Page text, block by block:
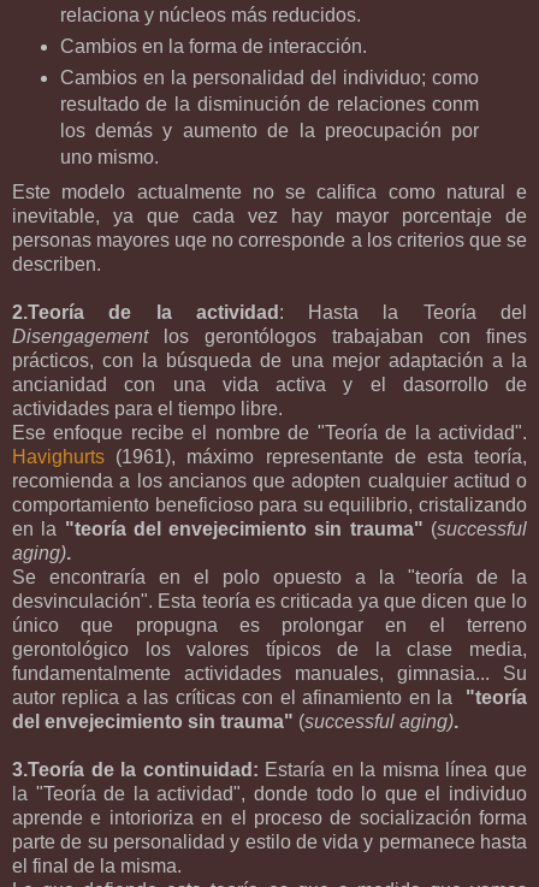
relaciona y núcleos más reducidos.
Cambios en la forma de interacción.
Cambios en la personalidad del individuo; como
resultado de la disminución de relaciones conm
los demás y aumento de la preocupación por
uno mismo.
Este modelo actualmente no se califica como natural e
inevitable, ya que cada vez hay mayor porcentaje de
personas mayores uqe no corresponde a los criterios que se
describen.
2.Teoría de la actividad : Hasta la Teoría del
Disengagement
los gerontólogos trabajaban con fines
prácticos, con la búsqueda de una mejor adaptación a la
ancianidad con una vida activa y el dasorrollo de
actividades para el tiempo libre.
Ese enfoque recibe el nombre de "Teoría de la actividad".
Havighurts (1961), máximo representante de esta teoría,
recomienda a los ancianos que adopten cualquier actitud o
comportamiento beneficioso para su equilibrio, cristalizando
en la "teoría del envejecimiento sin trauma" (successful
aging).
Se encontraría en el polo opuesto a la "teoría de la
desvinculación". Esta teoría es criticada ya que dicen que lo
único que propugna es prolongar en el terreno
gerontológico los valores típicos de la clase media,
fundamentalmente actividades manuales, gimnasia... Su
autor replica a las críticas con el afinamiento en la "teoría
del envejecimiento sin trauma" (successful aging).
3.Teoría de la continuidad: Estaría en la misma línea que
la "Teoría de la actividad", donde todo lo que el individuo
aprende e intorioriza en el proceso de socialización forma
parte de su personalidad y estilo de vida y permanece hasta
el final de la misma.